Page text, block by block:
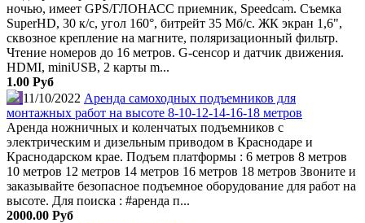
ночью, имеет GPS/ГЛОНАСС приемник, Speedcam. Съемка
SuperHD, 30 к/с, угол 160°, битрейт 35 Мб/с. ЖК экран 1,6",
сквозное крепление на магните, поляризационный фильтр.
Чтение номеров до 16 метров. G-сенсор и датчик движения.
HDMI, miniUSB, 2 карты m...
1.00 Руб
11/10/2022 Аренда самоходных подъемников для
монтажных работ на высоте 8-10-12-14-16-18 метров
Аренда ножничных и коленчатых подъемников с
электрическим и дизельным приводом в Краснодаре и
Краснодарском крае. Подъем платформы : 6 метров 8 метров
10 метров 12 метров 14 метров 16 метров 18 метров Звоните и
заказывайте безопасное подъемное оборудование для работ на
высоте. Для поиска : #аренда п...
2000.00 Руб